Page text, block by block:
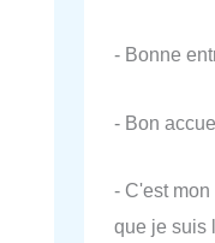
- Bonne
- Bon
- C'est
que je suis